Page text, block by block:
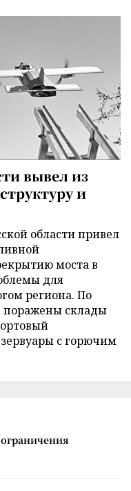
вывел из
и
области привел
моста в
для
региона. По
склады
с горючим